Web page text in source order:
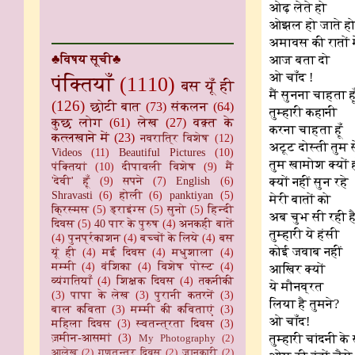
ओढ़ लेते हो
ओझल हो जाते हो
अमावस की रातों
आज बता दो
ओ चाँद !
मैं सुनना चाहता
तुम्हारी कहानी
करना चाहता हूँ
अटूट दोस्ती तुम
तुम खामोश क्यों
क्यों नहीं सुन रहे
मेरी बातों को
अब चुभ सी रही
तुम्हारी ये हंसी
कोई जवाब नहीं
आखिर क्यों
ये मौनव्रत
लिया है तुमने?
ओ चाँद!
तुम्हारी चांदनी
♣विषय सूची♣
पंक्तियाँ (1110) बस यूँ ही
(126) छोटी बात (73) संकलन (64)
कुछ लोग (61) लेख (27) वक़्त के
कत्लखाने में (23) नवरात्रि विशेष (12)
Videos
(11) Beautiful Pictures
(10)
पंक्तियां
(10) दीपावली विशेष (9)
मैं
'देवी' हूँ
(9) सपने (7) English
(6)
Shravasti (6) होली (6) panktiyan
(5)
क्रिस्मस (5) ड्राइंग्स (5) सुनो (5) हिन्दी
दिवस (5) 40 पार के पुरुष (4) अनकही बातें
(4) पुनर्प्रकाशन (4) बच्चों के लिये (4) बस
यूं ही (4) मई दिवस (4) मधुशाला (4)
मम्मी (4) वंशिका (4) विशेष पोस्ट (4)
व्यंगतियाँ (4) शिक्षक दिवस (4) तकनीकी
(3) पापा के लेख (3) पुरानी कतरनें (3)
बाल कविता (3) मम्मी की कविताएं (3)
महिला दिवस (3) स्वतन्त्रता दिवस (3)
ज़मीन-आसमां (3) My Photography (2)
आलेख (2) गणतन्त्र दिवस (2) जानकारी (2)